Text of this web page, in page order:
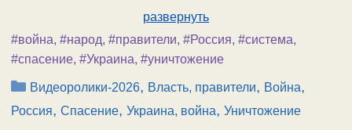
развернуть
#война, #народ, #правители, #Россия, #система,
#спасение, #Украина, #уничтожение
Рубрики
Видеоролики-2026, Власть, правители, Война,
Россия, Спасение, Украина, война, Уничтожение